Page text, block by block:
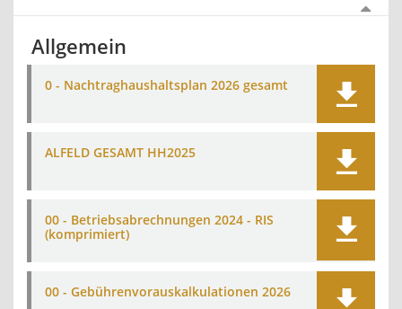
Allgemein
0 - Nachtraghaushaltsplan 2026 gesamt
ALFELD GESAMT HH2025
00 - Betriebsabrechnungen 2024 - RIS
(komprimiert)
00 - Gebührenvorauskalkulationen 2026